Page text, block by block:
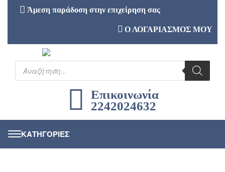
Άμεση παράδοση στην επιχείρηση σας
Ο ΛΟΓΑΡΙΑΣΜΟΣ ΜΟΥ
Επικοινωνία
2242024632